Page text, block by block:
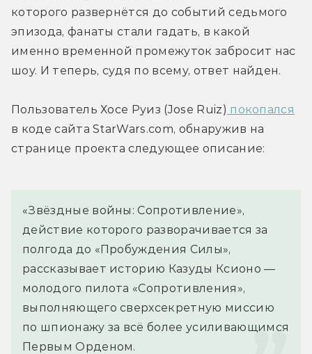
которого развернётся до событий седьмого
эпизода, фанаты стали гадать, в какой
именно временной промежуток забросит нас
шоу. И теперь, судя по всему, ответ найден.
Пользователь Хосе Руиз (Jose Ruiz) покопался
в коде сайта StarWars.com, обнаружив на
странице проекта следующее описание:
«Звёздные войны: Сопротивление»,
действие которого разворачивается за
полгода до «Пробуждения Силы»,
рассказывает историю Казуды Ксионо —
молодого пилота «Сопротивления»,
выполняющего сверхсекретную миссию
по шпионажу за всё более усиливающимся
Первым Орденом.